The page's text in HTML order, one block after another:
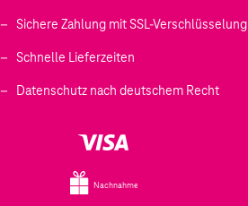
Sichere Zahlung mit SSL-Verschlüsselung
Schnelle Lieferzeiten
Datenschutz nach deutschem Recht
Nachnahme